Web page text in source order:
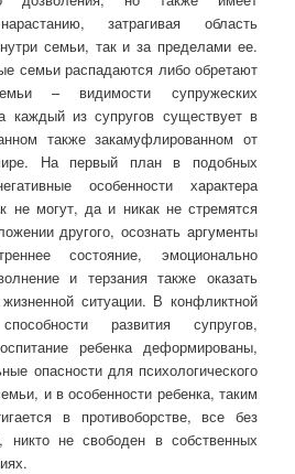
затрагивая область
семьи, так и за пределами ее.
семьи распадаются либо обретают
– видимости супружеских
каждый из супругов существует в
также закамуфлированном от
На первый план в подобных
особенности характера
не могут, да и никак не стремятся
другого, осознать аргументы
состояние, эмоционально
и терзания также оказать
ситуации. В конфликтной
развития супругов,
ребенка деформированы,
опасности для психологического
и в особенности ребенка, таким
в противоборстве, все без
никто не свободен в собственных